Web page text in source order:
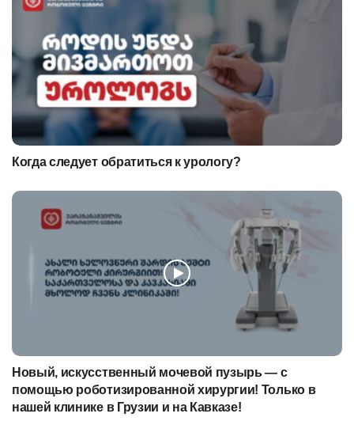
Когда следует обратиться к урологу?
Новый, искусственный мочевой пузырь — с
помощью роботизированной хирургии! Только в
нашей клинике в Грузии и на Кавказе!